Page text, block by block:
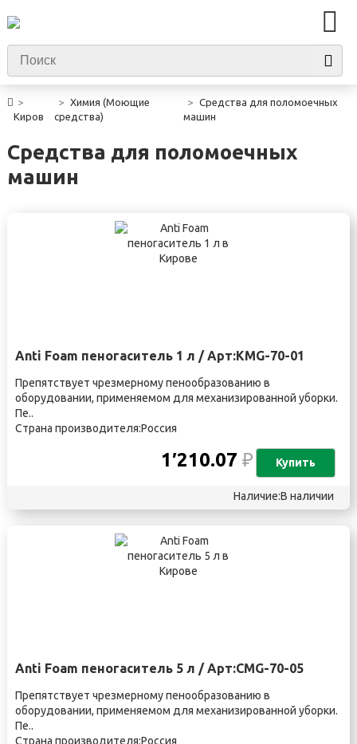
Киров
Химия (Моющие
средства)
Средства для поломоечных
машин
Средства для поломоечных
машин
Anti Foam пеногаситель 1 л / Арт:KMG-70-01
Препятствует чрезмерному пенообразованию в
оборудовании, применяемом для механизированной уборки.
Пе..
Страна производителя:Россия
1′210.07₽ Купить
Наличие:В наличии
Anti Foam пеногаситель 5 л / Арт:CMG-70-05
Препятствует чрезмерному пенообразованию в
оборудовании, применяемом для механизированной уборки.
Пе..
Страна производителя:Россия